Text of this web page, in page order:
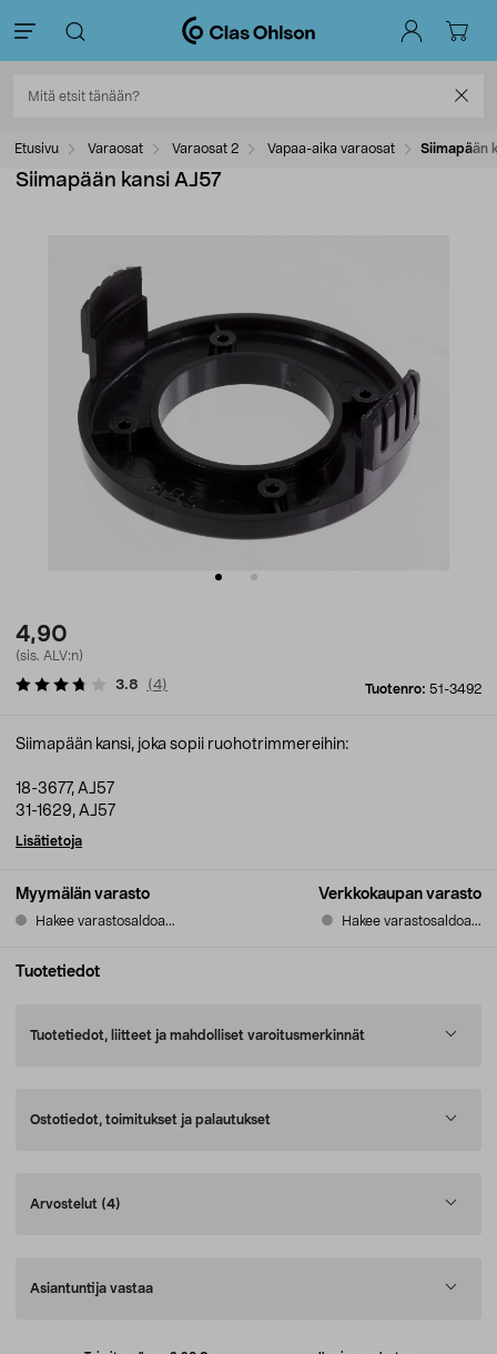
Etusivu Varaosat Varaosat 2 Vapaa-aika varaosat Siimapään
Siimapään kansi AJ57
4,90
(sis. ALV:n)
Tuotenro: 51-3492
3.8 (4)
Myymälän varasto
Hakee varastosaldoa...
Verkkokaupan varasto
Hakee varastosaldoa...
Siimapään kansi, joka sopii ruohotrimmereihin:
18-3677, AJ57
31-1629, AJ57
Lisätietoja
Tuotetiedot
Tuotetiedot, liitteet ja mahdolliset varoitusmerkinnät
Ostotiedot, toimitukset ja palautukset
Arvostelut (4)
Asiantuntija vastaa